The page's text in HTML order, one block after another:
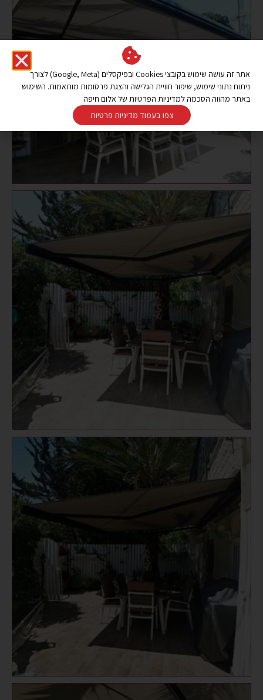
אתר זה עושה שימוש בקובצי Cookies ובפיקסלים (Google, Meta) לצורך
ניתוח נתוני שימוש, שיפור חוויית הגלישה והצגת פרסומות מותאמות. השימוש
באתר מהווה הסכמה למדיניות הפרטיות של אלום חיפה
צפו בעמוד מדיניות פרטיות